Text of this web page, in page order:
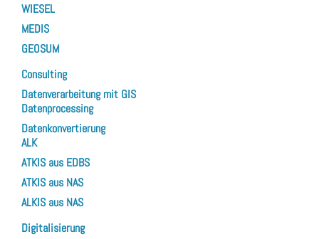
WIESEL
MEDIS
GEOSUM
Consulting
Datenverarbeitung mit GIS
Datenprocessing
Datenkonvertierung
ALK
ATKIS aus EDBS
ATKIS aus NAS
ALKIS aus NAS
Digitalisierung